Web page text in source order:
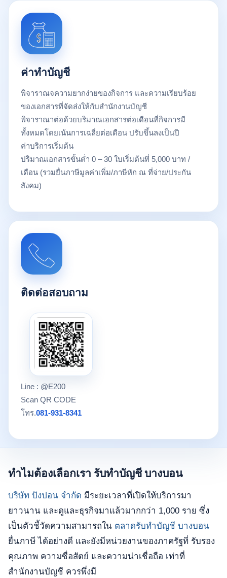
ค่าทำบัญชี
พิจาราณจความยากง่ายของกิจการ และความเรียบร้อย
ของเอกสารที่จัดส่งให้กับสำนักงานบัญชี
พิจาราณาต่อด้วยบริมาณเอกสารต่อเดือนที่กิจการมี
ทั้งหมดโดยเน้นการเฉลี่ยต่อเดือน ปรับขึ้นลงเป็นปี
ค่าบริการเริ่มต้น
ปริมาณเอกสารขั้นต่ำ 0 – 30 ใบเริ่มต้นที่ 5,000 บาท /
เดือน (รวมยื่นภาษีมูลค่าเพิ่ม/ภาษีหัก ณ ที่จ่าย/ประกัน
สังคม)
ติดต่อสอบถาม
Line : @E200
Scan QR CODE
โทร.081-931-8341
ทำไมต้องเลือกเรา รับทำบัญชี บางบอน
บริษัท ปังปอน จำกัด มีระยะเวลาที่เปิดให้บริการมา
ยาวนาน และดูและธุรกิจมาแล้วมากกว่า 1,000 ราย ซึ่ง
เป็นตัวชี้วัดความสามารถใน ตลาดรับทำบัญชี บางบอน
ยื่นภาษี ได้อย่างดี และยังมีหน่วยงานของภาครัฐที่ รับรอง
คุณภาพ ความซื่อสัตย์ และความน่าเชื่อถือ เท่าที่
สำนักงานบัญชี ควรพึ่งมี